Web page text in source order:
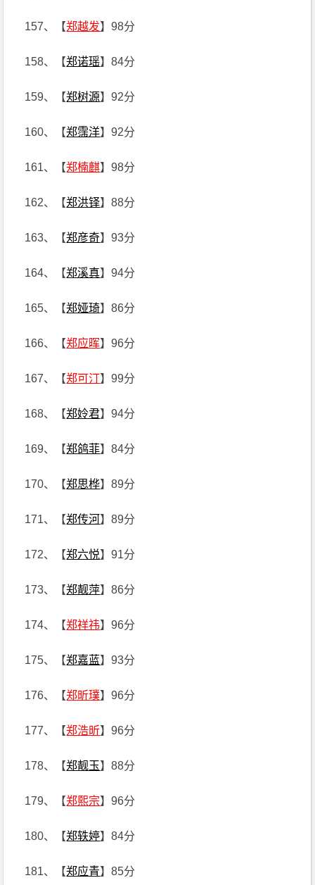
157、【郑越发】98分
158、【郑诺瑶】84分
159、【郑树源】92分
160、【郑霈洋】92分
161、【郑楠麒】98分
162、【郑洪铎】88分
163、【郑彦奇】93分
164、【郑溪真】94分
165、【郑娅琦】86分
166、【郑应晖】96分
167、【郑可汀】99分
168、【郑姈君】94分
169、【郑鸽菲】84分
170、【郑思桦】89分
171、【郑传河】89分
172、【郑六悦】91分
173、【郑靓萍】86分
174、【郑祥祎】96分
175、【郑嘉蓝】93分
176、【郑昕璞】96分
177、【郑浩昕】96分
178、【郑靓玉】88分
179、【郑熙宗】96分
180、【郑轶婷】84分
181、【郑应青】85分